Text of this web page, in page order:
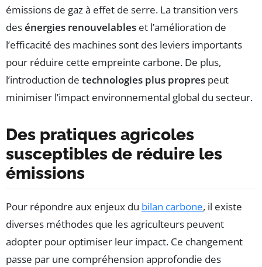
émissions de gaz à effet de serre. La transition vers
desénergies renouvelables et l’amélioration de
l’efficacité des machines sont des leviers importants
pour réduire cette empreinte carbone. De plus,
l’introduction de technologies plus propres peut
minimiser l’impact environnemental global du secteur.
Des pratiques agricoles
susceptibles de réduire les
émissions
Pour répondre aux enjeux du bilan carbone, il existe
diverses méthodes que les agriculteurs peuvent
adopter pour optimiser leur impact. Ce changement
passe par une compréhension approfondie des